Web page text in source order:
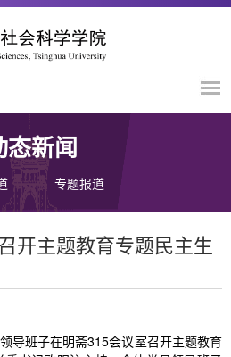
态新闻
专题报道
开主题教育专题民主生
导班子在明斋315会议室召开主题教育